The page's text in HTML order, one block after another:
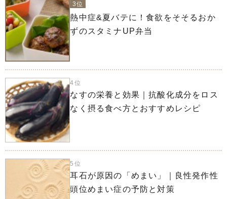
3位
熱中症&夏バテに！食欲をそそるおか
ずのスタミナUP弁当
4位
なすの栄養と効果｜抗酸化成分をロス
なく摂る食べ方とおすすめレシピ
5位
耳石が原因の「めまい」｜良性発作性
頭位めまい症の予防と対策